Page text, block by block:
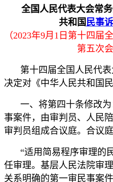
全国人民代表大会常
共和国 民事
（2023年9月1日第十四届
第五次
第十四届全国人民代
决定对《中华人民共和国
一、将第四十条修改
事案件，由审判员、人民
审判员组成合议庭。合议
“适用简易程序审理的
任审理。基层人民法院审
关系明确的第一审民事案